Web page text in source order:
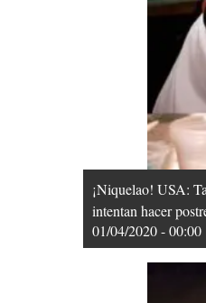
¡Niquelao! USA:
intentan hacer
01/04/2020 - 00:00